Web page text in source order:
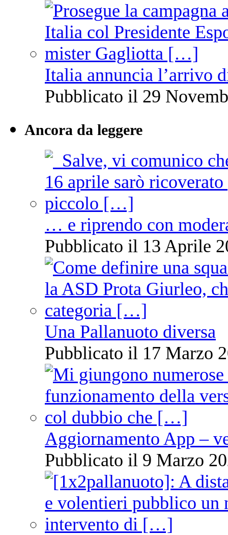
Italia annuncia l’arrivo
Pubblicato il 29
Ancora da leggere
… e riprendo con
Pubblicato il 13 Aprile
Una Pallanuoto diversa
Pubblicato il 17 Marzo
Aggiornamento App –
Pubblicato il 9 Marzo